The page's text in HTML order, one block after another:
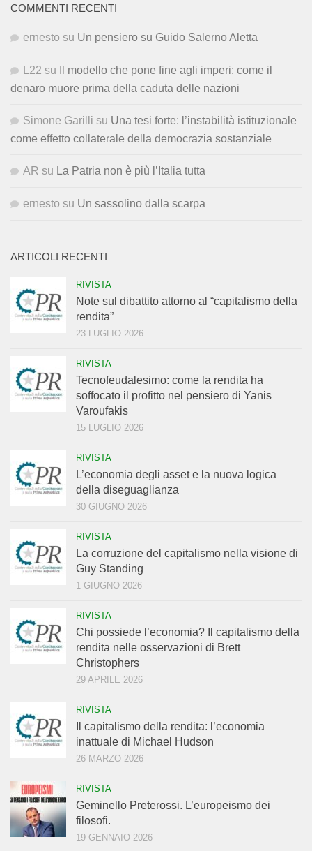
COMMENTI RECENTI
ernesto su Un pensiero su Guido Salerno Aletta
L22 su
Il modello che pone fine agli imperi: come il
denaro muore prima della caduta delle nazioni
Simone Garilli su Una tesi forte: l’instabilità istituzionale
come effetto collaterale della democrazia sostanziale
AR su La Patria non è più l’Italia tutta
ernesto su Un sassolino dalla scarpa
ARTICOLI RECENTI
RIVISTA
Note sul dibattito attorno al “capitalismo della
rendita”
23 LUGLIO 2026
RIVISTA
Tecnofeudalesimo: come la rendita ha
soffocato il profitto nel pensiero di Yanis
Varoufakis
15 LUGLIO 2026
RIVISTA
L’economia degli asset e la nuova logica
della diseguaglianza
30 GIUGNO 2026
RIVISTA
La corruzione del capitalismo nella visione di
Guy Standing
1 GIUGNO 2026
RIVISTA
Chi possiede l’economia? Il capitalismo della
rendita nelle osservazioni di Brett
Christophers
29 APRILE 2026
RIVISTA
Il capitalismo della rendita: l’economia
inattuale di Michael Hudson
26 MARZO 2026
RIVISTA
Geminello Preterossi. L’europeismo dei
filosofi.
19 GENNAIO 2026